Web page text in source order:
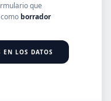
que
borrador
LOS DATOS